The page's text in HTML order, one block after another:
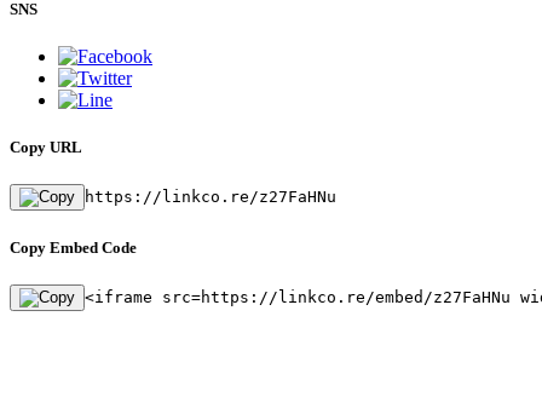
SNS
Copy URL
https://linkco.re/z27FaHNu
Copy Embed Code
<iframe src=https://linkco.re/embed/z27FaHNu